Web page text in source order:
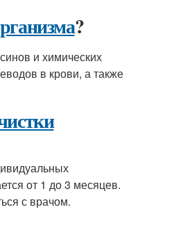
?
и химических
в крови, а также
от 1 до 3 месяцев.
с врачом.